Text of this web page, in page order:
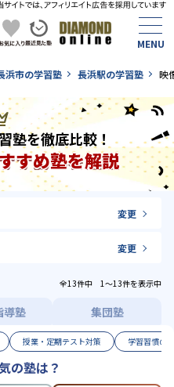
浜市の学習塾 長浜駅の学習塾 映
塾を徹底比較！
すめ塾を解説
変更
変更
全13件中 1〜13件を表示中
導塾 集団塾
授業・定期テスト対策 学習習慣の
の塾は？